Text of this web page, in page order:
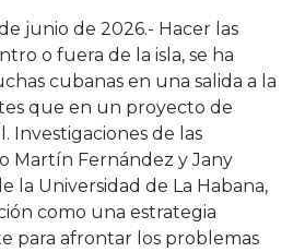
junio de 2026.- Hacer las
o fuera de la isla, se ha
cubanas en una salida a la
que en un proyecto de
Investigaciones de las
Martín Fernández y Jany
la Universidad de La Habana,
como una estrategia
para afrontar los problemas